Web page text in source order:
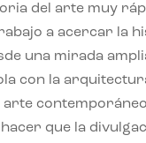
del arte muy
a acercar la
una mirada
con la
que la